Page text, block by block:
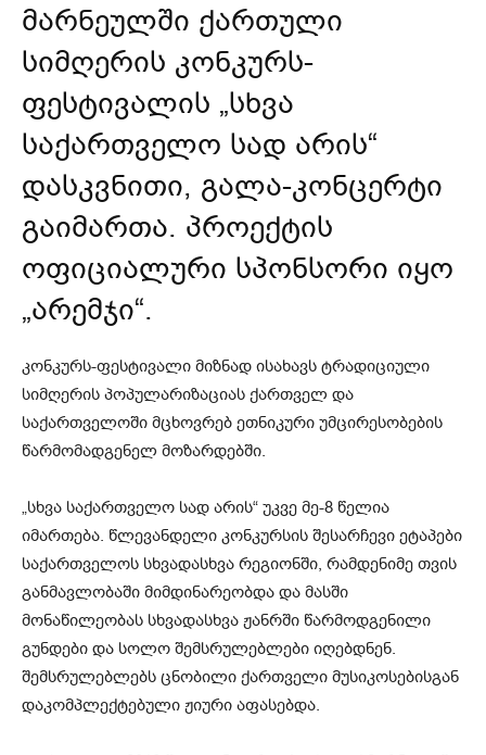
მარნეულში ქართული
სიმღერის კონკურს-
ფესტივალის „სხვა
საქართველო სად არის“
დასკვნითი, გალა-კონცერტი
გაიმართა. პროექტის
ოფიციალური სპონსორი იყო
„არემჯი“.
კონკურს-ფესტივალი მიზნად ისახავს ტრადიციული
სიმღერის პოპულარიზაციას ქართველ და
საქართველოში მცხოვრებ ეთნიკური უმცირესობების
წარმომადგენელ მოზარდებში.
„სხვა საქართველო სად არის“ უკვე მე-8 წელია
იმართება. წლევანდელი კონკურსის შესარჩევი ეტაპები
საქართველოს სხვადასხვა რეგიონში, რამდენიმე თვის
განმავლობაში მიმდინარეობდა და მასში
მონაწილეობას სხვადასხვა ჟანრში წარმოდგენილი
გუნდები და სოლო შემსრულებლები იღებდნენ.
შემსრულებლებს ცნობილი ქართველი მუსიკოსებისგან
დაკომპლექტებული ჟიური აფასებდა.